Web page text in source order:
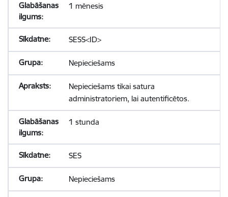
1 mēnesis
SESS<ID>
Nepieciešams
Nepieciešams tikai satura
administratoriem, lai autentificētos.
1 stunda
SES
Nepieciešams